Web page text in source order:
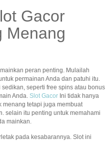
Gacor
Menang
peran penting. Mulailah
permainan Anda dan patuhi itu.
seperti free spins atau bonus
Anda. Slot Gacor Ini tidak hanya
menang tetapi juga membuat
selain itu penting untuk memahami
mainkan.
pada kesabarannya. Slot ini